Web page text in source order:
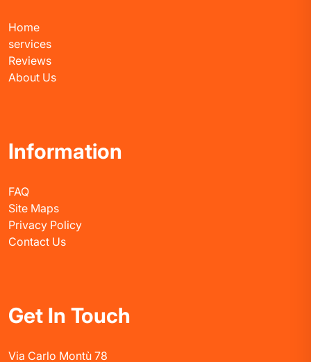
Home
services
Reviews
About Us
Information
FAQ
Site Maps
Privacy Policy
Contact Us
Get In Touch
Via Carlo Montù 78